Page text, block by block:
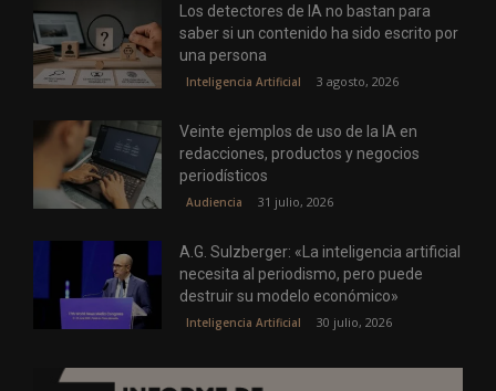
Los detectores de IA no bastan para
saber si un contenido ha sido escrito por
una persona
Inteligencia Artificial 3 agosto, 2026
Veinte ejemplos de uso de la IA en
redacciones, productos y negocios
periodísticos
Audiencia 31 julio, 2026
A.G. Sulzberger: «La inteligencia artificial
necesita al periodismo, pero puede
destruir su modelo económico»
Inteligencia Artificial 30 julio, 2026